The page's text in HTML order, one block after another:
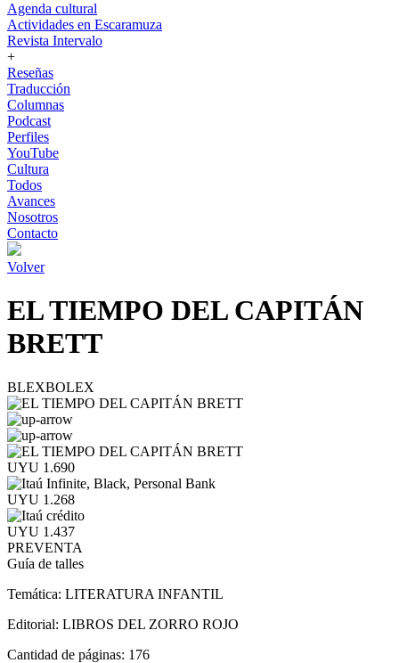
Agenda cultural
Actividades en Escaramuza
Revista Intervalo
+
Reseñas
Traducción
Columnas
Podcast
Perfiles
YouTube
Cultura
Todos
Avances
Nosotros
Contacto
Volver
EL TIEMPO DEL CAPITÁN
BRETT
BLEXBOLEX
UYU 1.690
UYU 1.268
UYU 1.437
PREVENTA
Guía de talles
Temática: LITERATURA INFANTIL
Editorial: LIBROS DEL ZORRO ROJO
Cantidad de páginas: 176